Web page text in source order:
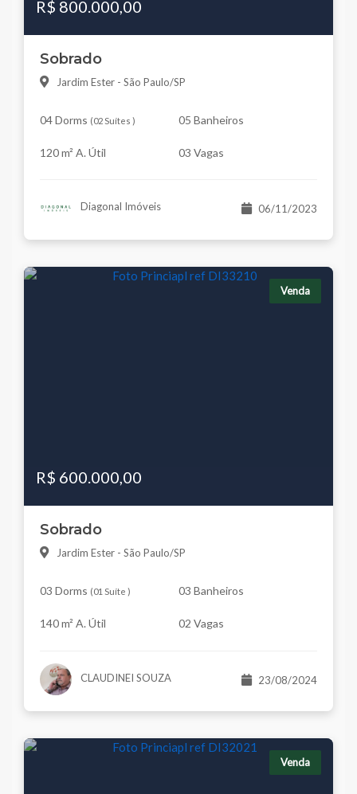
R$ 800.000,00
Sobrado
Jardim Ester - São Paulo/SP
04 Dorms (02 Suítes ) 05 Banheiros
120 m² A. Útil 03 Vagas
Diagonal Imóveis 06/11/2023
Venda
R$ 600.000,00
Sobrado
Jardim Ester - São Paulo/SP
03 Dorms (01 Suíte ) 03 Banheiros
140 m² A. Útil 02 Vagas
CLAUDINEI SOUZA 23/08/2024
Venda